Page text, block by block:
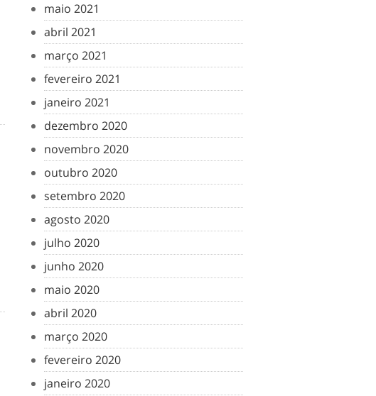
maio 2021
abril 2021
março 2021
fevereiro 2021
janeiro 2021
dezembro 2020
novembro 2020
outubro 2020
setembro 2020
agosto 2020
julho 2020
junho 2020
maio 2020
abril 2020
março 2020
fevereiro 2020
janeiro 2020